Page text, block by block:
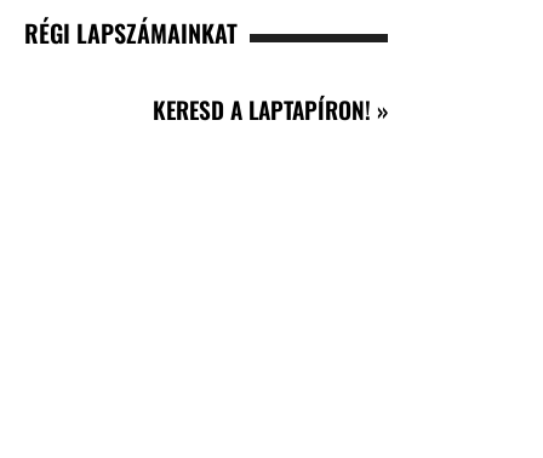
RÉGI LAPSZÁMAINKAT
KERESD A LAPTAPÍRON! »